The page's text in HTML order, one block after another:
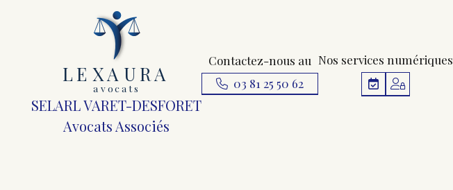
LE XA URA
a v ocats
SELARL VARET-DESFORET
Avocats Associés
Contactez-nous au
03 81 25 50 62
Nos services numériques